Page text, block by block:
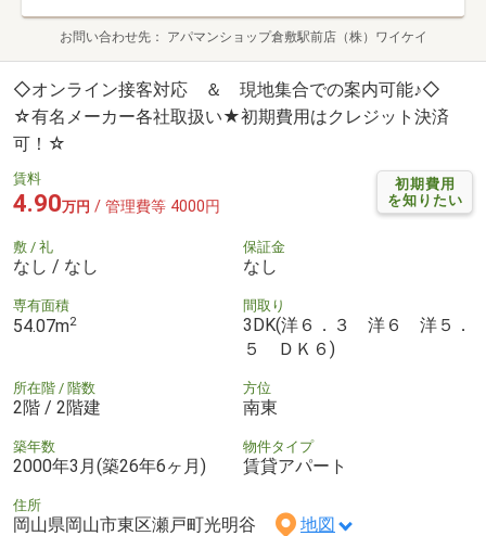
お問い合わせ先 アパマンショップ倉敷駅前店（株）ワイケイ
◇オンライン接客対応 ＆ 現地集合での案内可能♪◇
☆有名メーカー各社取扱い★初期費用はクレジット決済
可！☆
初期費用
を知りたい
賃料
4.90万円 / 管理費等 4000円
敷 / 礼
なし / なし
保証金
なし
専有面積
54.07m2
間取り
3DK(洋６．３ 洋６ 洋５．
５ ＤＫ６)
所在階 / 階数
2階 / 2階建
方位
南東
築年数
2000年3月(築26年6ヶ月)
物件タイプ
賃貸アパート
住所
岡山県岡山市東区瀬戸町光明谷 地図